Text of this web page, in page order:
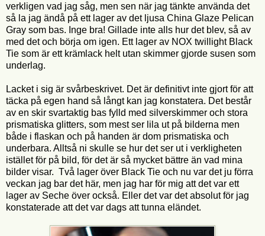
verkligen vad jag såg, men sen när jag tänkte använda det
så la jag ändå på ett lager av det ljusa China Glaze Pelican
Gray som bas. Inge bra! Gillade inte alls hur det blev, så av
med det och börja om igen. Ett lager av NOX twillight Black
Tie som är ett krämlack helt utan skimmer gjorde susen som
underlag.
Lacket i sig är svårbeskrivet. Det är definitivt inte gjort för att
täcka på egen hand så långt kan jag konstatera. Det består
av en skir svartaktig bas fylld med silverskimmer och stora
prismatiska glitters, som mest ser lila ut på bilderna men
både i flaskan och på handen är dom prismatiska och
underbara. Alltså ni skulle se hur det ser ut i verkligheten
istället för på bild, för det är så mycket bättre än vad mina
bilder visar. Två lager över Black Tie och nu var det ju förra
veckan jag bar det här, men jag har för mig att det var ett
lager av Seche över också. Eller det var det absolut för jag
konstaterade att det var dags att tunna eländet.